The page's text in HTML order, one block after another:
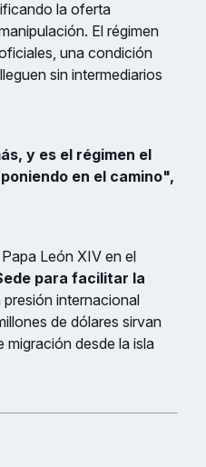
la oferta
El régimen
una condición
sin intermediarios
y es el régimen el
en el camino",
León XIV en el
para facilitar la
internacional
de dólares sirvan
migración desde la isla